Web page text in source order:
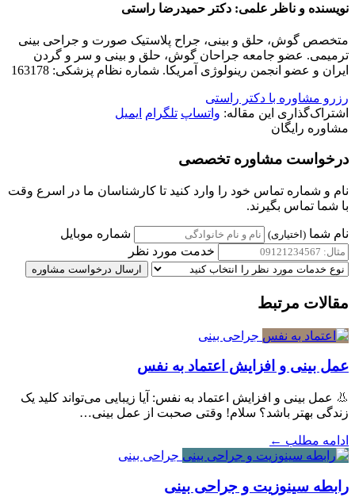
نویسنده و ناظر علمی: دکتر حمیدرضا راستی
متخصص گوش، حلق و بینی، جراح پلاستیک صورت و جراحی بینی
ترمیمی. عضو جامعه جراحان گوش، حلق و بینی و سر و گردن
ایران و عضو انجمن رینولوژی آمریکا. شماره نظام پزشکی: 163178
رزرو مشاوره با دکتر راستی
اشتراک‌گذاری این مقاله: واتساپ تلگرام ایمیل
مشاوره رایگان
درخواست مشاوره تخصصی
نام و شماره تماس خود را وارد کنید تا کارشناسان ما در اسرع وقت
با شما تماس بگیرند.
نام شما (اختیاری)
شماره موبایل
خدمت مورد نظر
ارسال درخواست مشاوره
مقالات مرتبط
جراحی بینی
عمل بینی و افزایش اعتماد به نفس
👃 عمل بینی و افزایش اعتماد به نفس: آیا زیبایی می‌تواند کلید یک
زندگی بهتر باشد؟ سلا‌م! وقتی صحبت از عمل بینی…
ادامه مطلب ←
جراحی بینی
رابطه سینوزیت و جراحی بینی